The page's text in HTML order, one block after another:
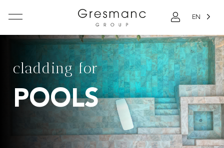
EN
cladding for
POOLS